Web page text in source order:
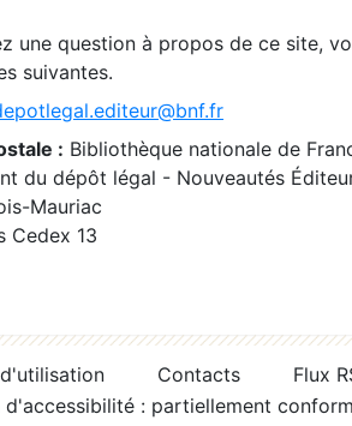
une question à propos de ce site,
suivantes.
: Bibliothèque nationale de
du dépôt légal - Nouveautés
Mauriac
Cedex 13
Contacts
Flux
d'accessibilité : partiellement